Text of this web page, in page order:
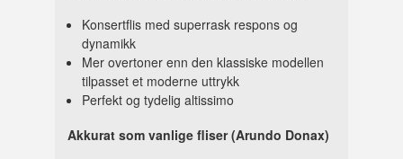
Konsertflis med superrask respons og
dynamikk
Mer overtoner enn den klassiske modellen
tilpasset et moderne uttrykk
Perfekt og tydelig altissimo
Akkurat som vanlige fliser (Arundo Donax)